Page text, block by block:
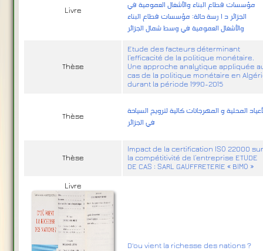
Livre
مؤسسات قطاع البناء والأشغال العمومية في
الجزائر د ا رسة حالة: مؤسسات قطاع البناء
والأشغال العمومية في وسط شمال الجزائر
Thèse
Etude des facteurs déterminant
l’efficacité de la politique monétaire.
Une approche analytique appliquée
cas de la politique monétaire en
durant la période 1990-2015
Thèse
المحلية و المهرجانات كالية لترويج السياحة
في الجزائر
Thèse
Impact de la certification ISO 22000
la compétitivité de l’entreprise ETUDE
DE CAS : SARL GAUFFRETERIE « BIMO »
Livre
D'ou vient la richesse des nations ?